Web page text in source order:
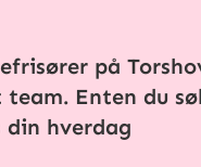
på
Enten du
din hverdag